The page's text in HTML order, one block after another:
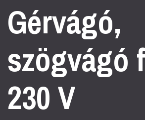
Gérvágó,
szögvágó
230 V